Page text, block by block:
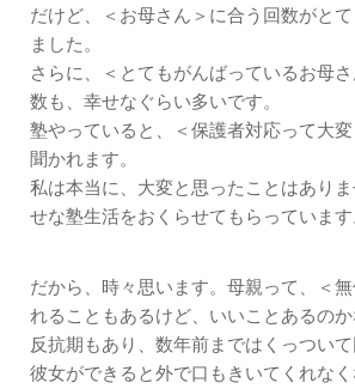
だけど、＜お母さん＞に合う回数がと
ました。
さらに、＜とてもがんばっているお母
数も、幸せなぐらい多いです。
塾やっていると、＜保護者対応って大
聞かれます。
私は本当に、大変と思ったことはあり
せな塾生活をおくらせてもらっています
だから、時々思います。母親って、＜
れることもあるけど、いいことあるのか
反抗期もあり、数年前まではくっついて
彼女ができると外で口もきいてくれなく